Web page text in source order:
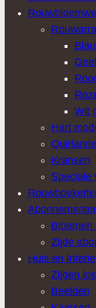
Wit
Hart
Kransen
Speciale
Bloemen
Zijde
Huis en
Zijden
Beelden